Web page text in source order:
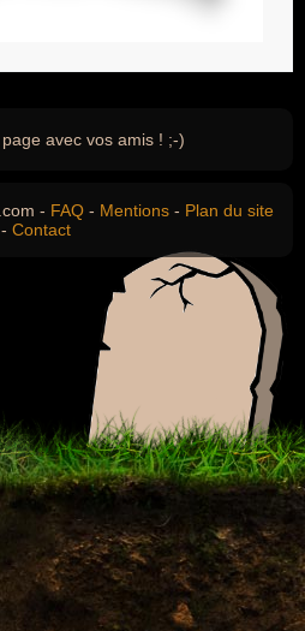
avec vos amis ! ;-)
- FAQ - Mentions - Plan du site
- Contact